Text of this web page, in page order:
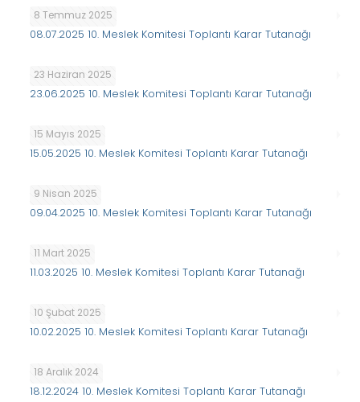
8 Temmuz 2025
08.07.2025 10. Meslek Komitesi Toplantı Karar Tutanağı
23 Haziran 2025
23.06.2025 10. Meslek Komitesi Toplantı Karar Tutanağı
15 Mayıs 2025
15.05.2025 10. Meslek Komitesi Toplantı Karar Tutanağı
9 Nisan 2025
09.04.2025 10. Meslek Komitesi Toplantı Karar Tutanağı
11 Mart 2025
11.03.2025 10. Meslek Komitesi Toplantı Karar Tutanağı
10 Şubat 2025
10.02.2025 10. Meslek Komitesi Toplantı Karar Tutanağı
18 Aralık 2024
18.12.2024 10. Meslek Komitesi Toplantı Karar Tutanağı